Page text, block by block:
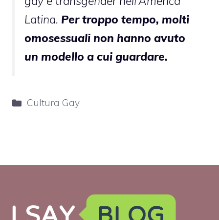
Latina. Per troppo tempo, molti
omosessuali non hanno avuto
un modello a cui guardare.
Categorie
Cultura Gay